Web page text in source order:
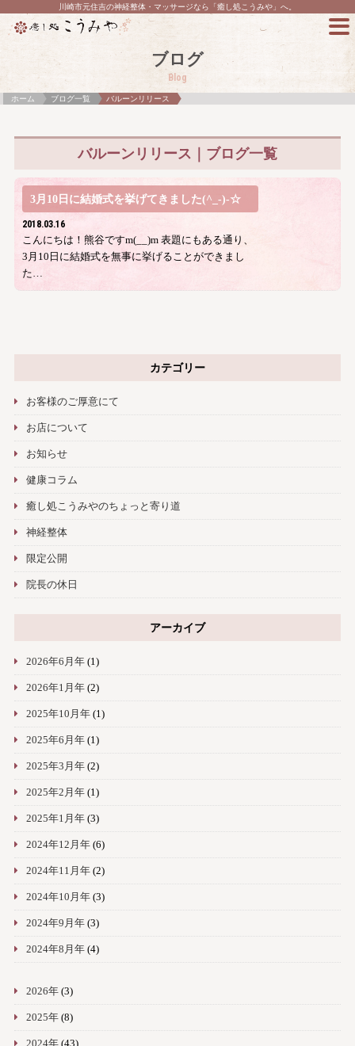
川崎市元住吉の神経整体・マッサージなら「癒し処こうみや」へ。
ブログ
Blog
ホーム ブログ一覧 バルーンリリース
バルーンリリース｜ブログ一覧
3月10日に結婚式を挙げてきました(^_-)-☆
2018.03.16
こんにちは！熊谷ですm(__)m 表題にもある通り、
3月10日に結婚式を無事に挙げることができまし
た…
カテゴリー
お客様のご厚意にて
お店について
お知らせ
健康コラム
癒し処こうみやのちょっと寄り道
神経整体
限定公開
院長の休日
アーカイブ
2026年6月年(1)
2026年1月年(2)
2025年10月年(1)
2025年6月年(1)
2025年3月年(2)
2025年2月年(1)
2025年1月年(3)
2024年12月年(6)
2024年11月年(2)
2024年10月年(3)
2024年9月年(3)
2024年8月年(4)
2026年(3)
2025年(8)
2024年(43)